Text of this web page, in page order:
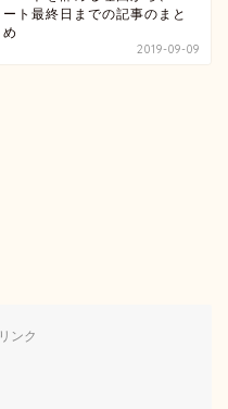
ート最終日までの記事のまと
め
2019-09-09
ンク